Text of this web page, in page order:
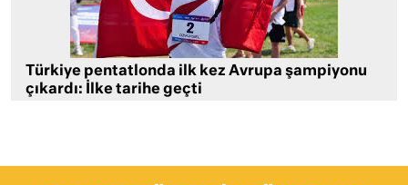
Türkiye pentatlonda ilk kez Avrupa şampiyonu
çıkardı: İlke tarihe geçti